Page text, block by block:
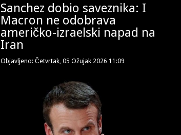
Sanchez dobio saveznika: I
Macron ne odobrava
američko-izraelski napad na
Iran
Objavljeno: Četvrtak, 05 Ožujak 2026 11:09